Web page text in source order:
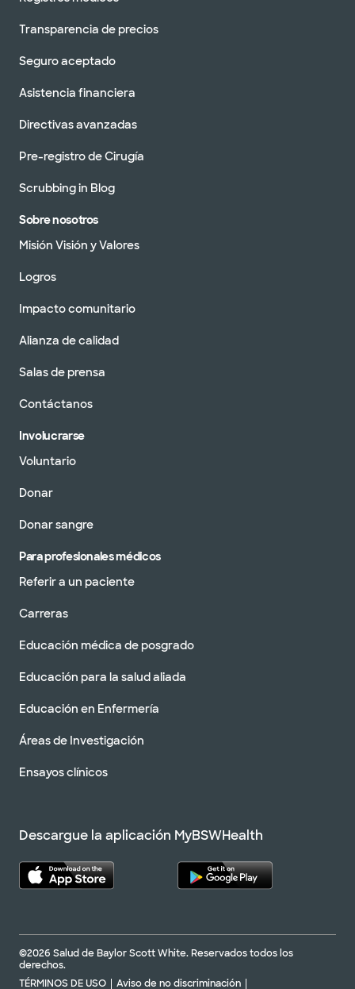
Transparencia de precios
Seguro aceptado
Asistencia financiera
Directivas avanzadas
Pre-registro de Cirugía
Scrubbing in Blog
Sobre nosotros
Misión Visión y Valores
Logros
Impacto comunitario
Alianza de calidad
Salas de prensa
Contáctanos
Involucrarse
Voluntario
Donar
Donar sangre
Para profesionales médicos
Referir a un paciente
Carreras
Educación médica de posgrado
Educación para la salud aliada
Educación en Enfermería
Áreas de Investigación
Ensayos clínicos
Descargue la aplicación MyBSWHealth
©2026 Salud de Baylor Scott White. Reservados todos los
derechos.
TÉRMINOS DE USO
Aviso de no discriminación